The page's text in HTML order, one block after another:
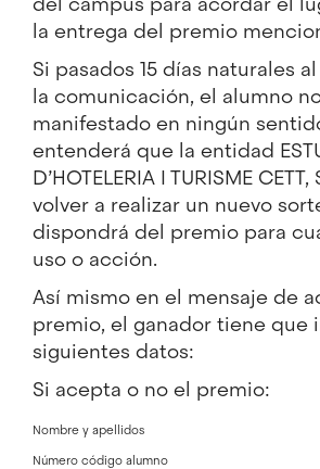
la entrega del premio
Si pasados 15 días naturales
la comunicación, el alumno
manifestado en ningún
entenderá que la entidad
D’HOTELERIA I TURISME
volver a realizar un nuevo
dispondrá del premio para
uso o acción.
Así mismo en el mensaje de
premio, el ganador tiene que
siguientes datos:
Si acepta o no el premio:
Nombre y apellidos
Número código alumno